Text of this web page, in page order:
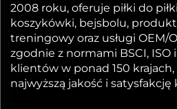
2008 roku, oferuje piłki do
koszykówki, bejsbolu,
treningowy oraz usługi OEM/
zgodnie z normami BSCI,
klientów w ponad 150
najwyższą jakość i satysfakcję